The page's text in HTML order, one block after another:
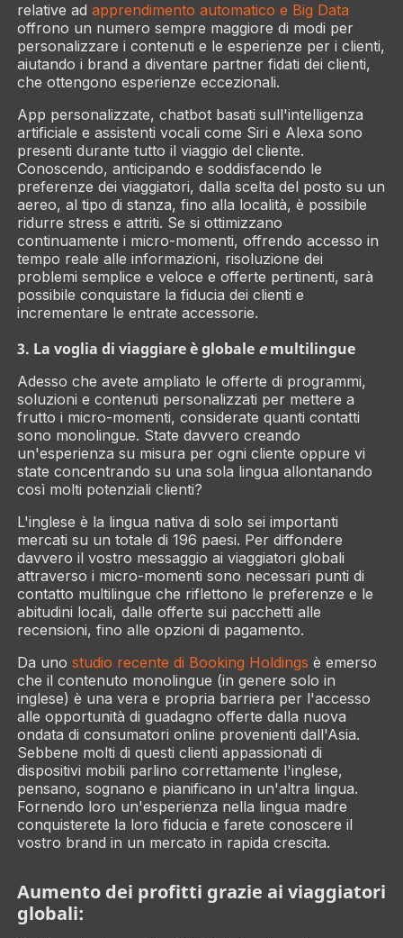
relative ad apprendimento automatico e Big Data
offrono un numero sempre maggiore di modi per
personalizzare i contenuti e le esperienze per i clienti,
aiutando i brand a diventare partner fidati dei clienti,
che ottengono esperienze eccezionali.
App personalizzate, chatbot basati sull'intelligenza
artificiale e assistenti vocali come Siri e Alexa sono
presenti durante tutto il viaggio del cliente.
Conoscendo, anticipando e soddisfacendo le
preferenze dei viaggiatori, dalla scelta del posto su un
aereo, al tipo di stanza, fino alla località, è possibile
ridurre stress e attriti. Se si ottimizzano
continuamente i micro-momenti, offrendo accesso in
tempo reale alle informazioni, risoluzione dei
problemi semplice e veloce e offerte pertinenti, sarà
possibile conquistare la fiducia dei clienti e
incrementare le entrate accessorie.
3. La voglia di viaggiare è globale emultilingue
Adesso che avete ampliato le offerte di programmi,
soluzioni e contenuti personalizzati per mettere a
frutto i micro-momenti, considerate quanti contatti
sono monolingue. State davvero creando
un'esperienza su misura per ogni cliente oppure vi
state concentrando su una sola lingua allontanando
così molti potenziali clienti?
L'inglese è la lingua nativa di solo sei importanti
mercati su un totale di 196 paesi. Per diffondere
davvero il vostro messaggio ai viaggiatori globali
attraverso i micro-momenti sono necessari punti di
contatto multilingue che riflettono le preferenze e le
abitudini locali, dalle offerte sui pacchetti alle
recensioni, fino alle opzioni di pagamento.
Da uno studio recente di Booking Holdings è emerso
che il contenuto monolingue (in genere solo in
inglese) è una vera e propria barriera per l'accesso
alle opportunità di guadagno offerte dalla nuova
ondata di consumatori online provenienti dall'Asia.
Sebbene molti di questi clienti appassionati di
dispositivi mobili parlino correttamente l'inglese,
pensano, sognano e pianificano in un'altra lingua.
Fornendo loro un'esperienza nella lingua madre
conquisterete la loro fiducia e farete conoscere il
vostro brand in un mercato in rapida crescita.
Aumento dei profitti grazie ai viaggiatori
globali: